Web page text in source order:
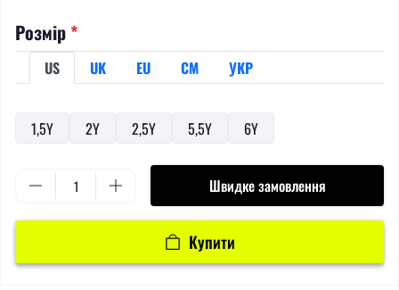
Розмір *
US UK EU СМ УКР
1,5Y 2Y 2,5Y 5,5Y 6Y
Швидке замовлення
Купити